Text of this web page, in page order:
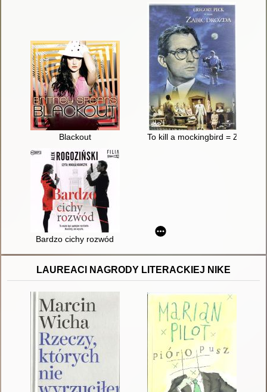
Blackout To kill a mockingbird = Zabić
Bardzo cichy rozwód
LAUREACI NAGRODY LITERACKIEJ NIKE